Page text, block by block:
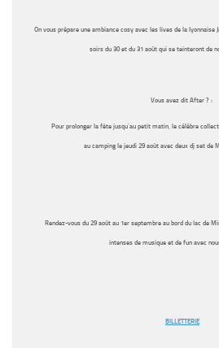
On vous prépare une ambiance cosy avec les lives de la lyonnaise
soirs du 30et du 31 août qui se teinteront de
Vous avez dit After ? :
Pour prolonger la fête jusqu’au petit matin, le célèbre
au camping le jeudi 29 aoûtavec deux dj set de
Rendez-vous du 29 août au 1er septembre au bord du lac de
intenses de musique et de fun avec
BILLETTERIE